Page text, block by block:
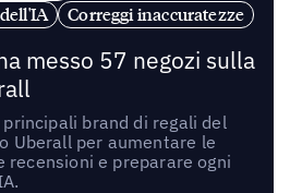
Correggi inaccuratezze
messo 57 negozi sulla
brand di regali del
Uberall per aumentare le
recensioni e preparare ogni